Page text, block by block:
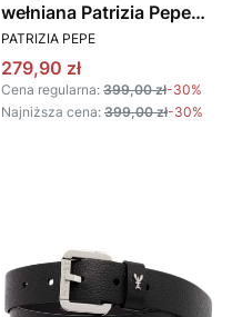
wełniana Patrizia Pepe
2F0111 K9O3A Oliwkowy
PRODUCENT
PATRIZIA PEPE
Cena promocyjna
279,90 zł
Cena regularna: 399,00 zł-30%
Najniższa cena: 399,00 zł-30%